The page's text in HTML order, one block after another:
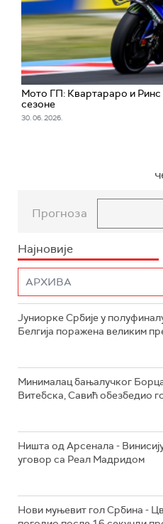
Мото ГП: Квартараро и Ринс
сезоне
30. 06. 2026.
Прогноза
Најновије
Јуниорке Србије у
Белгија поражена великим
Минималац бањалучког
Витебска, Савић обезбедио
Ништа од Арсенала -
уговор са Реал Мадридом
Нови муњевит гол Србина -